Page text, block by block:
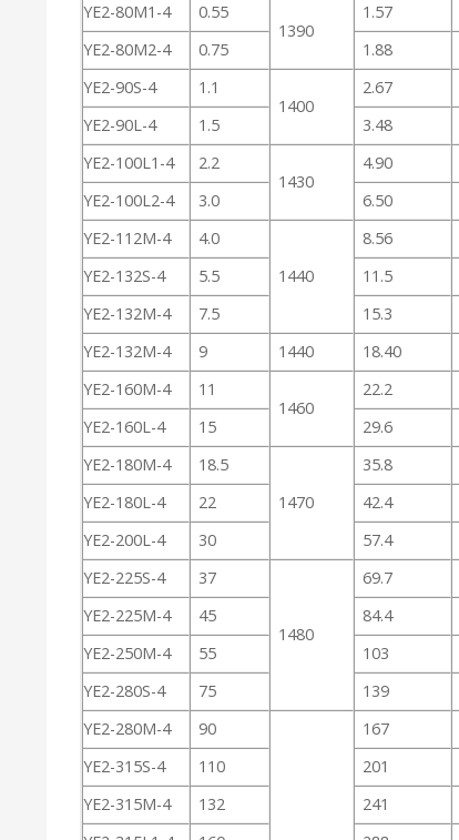
YE2-80M1-4
0.55
1390
1.57
YE2-80M2-4 0.75 1.88
YE2-90S-4
1.1
1400
2.67
YE2-90L-4
1.5 3.48
YE2-100L1-4
2.2
1430
4.90
YE2-100L2-4
3.0 6.50
YE2-112M-4
4.0
1440
8.56
YE2-132S-4
5.5 11.5
YE2-132M-4 7.5 15.3
YE2-132M-4
9 1440 18.40
YE2-160M-4
11
1460
22.2
YE2-160L-4
15 29.6
YE2-180M-4
18.5
1470
35.8
YE2-180L-4
22 42.4
YE2-200L-4 30 57.4
YE2-225S-4
37
1480
69.7
YE2-225M-4
45 84.4
YE2-250M-4 55 103
YE2-280S-4
75 139
YE2-280M-4
90 167
YE2-315S-4
110 201
YE2-315M-4 132 241